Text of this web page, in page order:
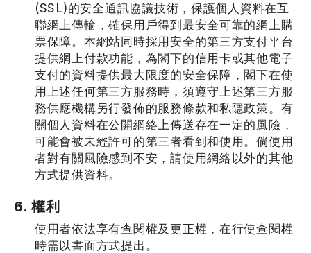
(SSL)的安全通訊協議技術，保護個人資料在互
聯網上傳輸，確保用戶得到最安全可靠的網上購
票保障。本網站同時採用安全的第三方支付平台
提供網上付款功能，為閣下的信用卡或其他電子
支付的資料提供最大限度的安全保障，閣下在使
用上述任何第三方服務時，須遵守上述第三方服
務供應機構另行發佈的服務條款和私隱政策。有
關個人資料在公開網絡上傳送存在一定的風險，
可能會被未經許可的第三者看到和使用。倘使用
者對有關風險感到不安，請使用網絡以外的其他
方式提供資料。
6. 權利
使用者依法享有查閱權及更正權，在行使查閱權
時需以書面方式提出。